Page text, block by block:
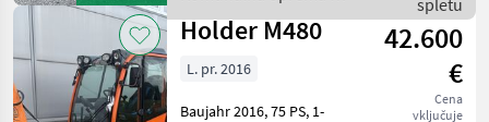
mit 24 l/min För
Holder
spletu
Holder M480
42.600
€
Cena
vključuje
L. pr. 2016
Baujahr 2016, 75 PS, 1-